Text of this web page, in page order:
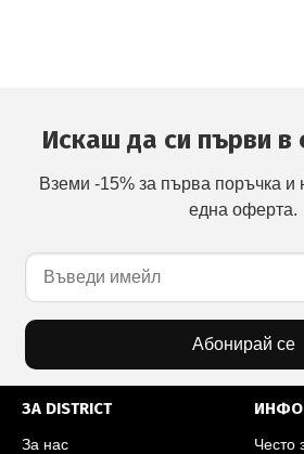
Искаш да си първи в
Вземи -15% за първа поръчка и
една оферта.
Абонирай се
ЗА DISTRICT
За нас
Често